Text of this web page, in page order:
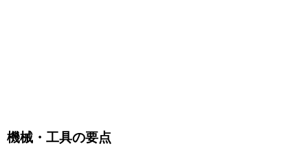
機械・工具の要点